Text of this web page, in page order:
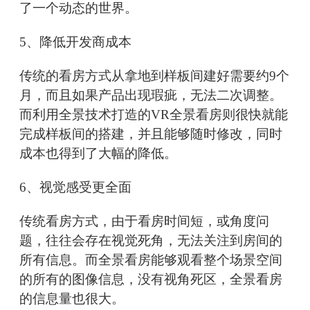
了一个动态的世界。
5、降低开发商成本
传统的看房方式从拿地到样板间建好需要约9个
月，而且如果产品出现瑕疵，无法二次调整。
而利用全景技术打造的VR全景看房则很快就能
完成样板间的搭建，并且能够随时修改，同时
成本也得到了大幅的降低。
6、视觉感受更全面
传统看房方式，由于看房时间短，或角度问
题，往往会存在视觉死角，无法关注到房间的
所有信息。而全景看房能够观看整个场景空间
的所有的图像信息，没有视角死区，全景看房
的信息量也很大。